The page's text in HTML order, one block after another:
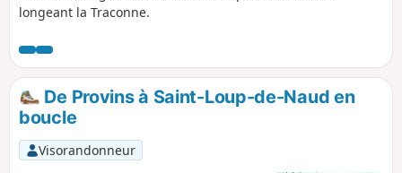
longeant la Traconne.
De Provins à Saint-Loup-de-Naud en
boucle
Visorandonneur